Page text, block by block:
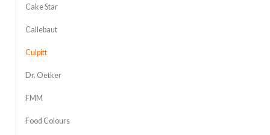
Cake Star
Callebaut
Culpitt
Dr. Oetker
FMM
Food Colours